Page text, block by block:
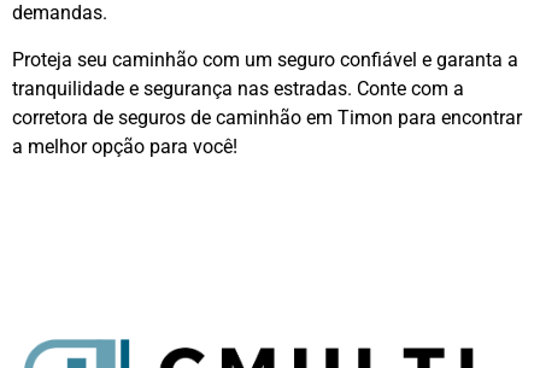
demandas.
Proteja seu caminhão com um seguro confiável e garanta a
tranquilidade e segurança nas estradas. Conte com a
corretora de seguros de caminhão em Timon para encontrar
a melhor opção para você!